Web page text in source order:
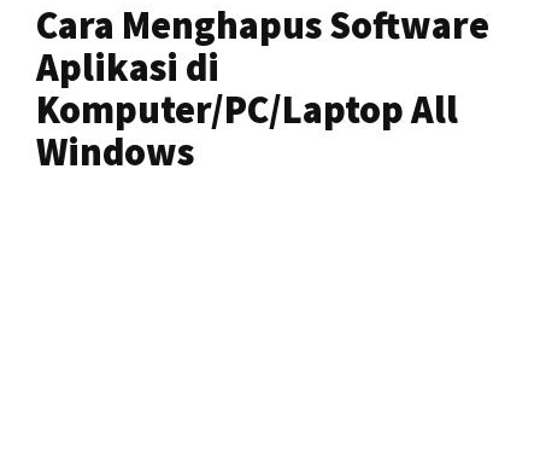
Cara Menghapus Software
Aplikasi di
Komputer/PC/Laptop All
Windows